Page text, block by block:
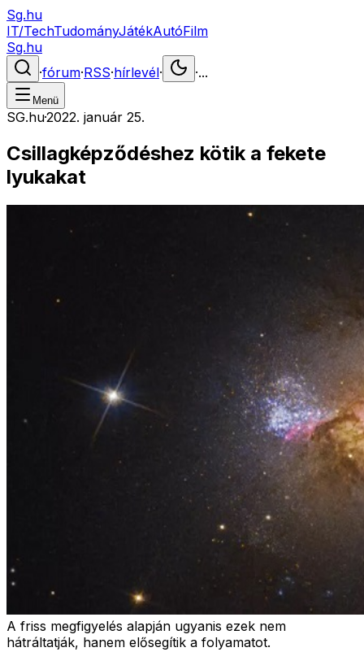
Sg.hu
IT/TechTudományJátékAutóFilm
Sg.hu
·fórum·RSS·hírlevél· ·...
Menü
SG.hu·2022. január 25.
Csillagképződéshez kötik a fekete
lyukakat
A friss megfigyelés alapján ugyanis ezek nem
hátráltatják, hanem elősegítik a folyamatot.